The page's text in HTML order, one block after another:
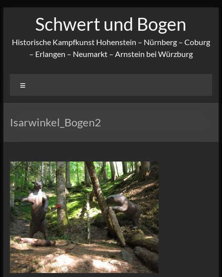
Schwert und Bogen
Historische Kampfkunst Hohenstein – Nürnberg – Coburg
– Erlangen – Neumarkt – Arnstein bei Würzburg
Isarwinkel_Bogen2